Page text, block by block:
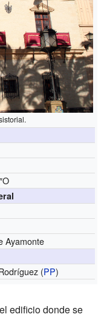
Ayamonte
(PP)
edificio donde se